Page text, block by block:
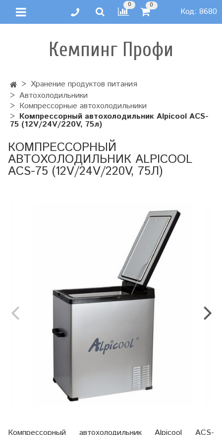
0 0
Код: 8680
Кемпинг Профи
Хранение продуктов питания
Автохолодильники
Компрессорные автохолодильники
Компрессорный автохолодильник Alpicool ACS-
75 (12V/24V/220V, 75л)
КОМПРЕССОРНЫЙ
АВТОХОЛОДИЛЬНИК ALPICOOL
ACS-75 (12V/24V/220V, 75Л)